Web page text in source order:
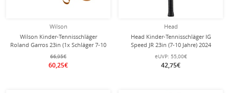
Wilson
Wilson Kinder-Tennisschläger
Roland Garros 23in (1x Schläger 7-10
Jahre + 1x Flasche + 2x Bälle) SET
66,95€
60,25€
Head
Head Kinder-Tennisschläger IG
Speed JR 23in (7-10 Jahre) 2024
schwarz/grau - besaitet -
eUVP: 55,00€
42,75€